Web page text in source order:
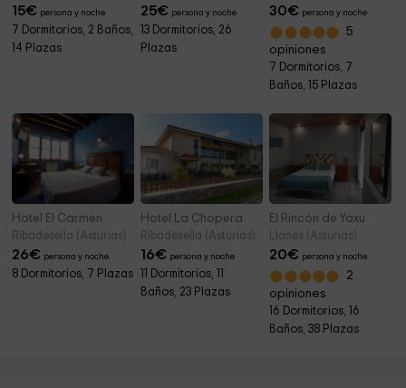
15€ persona y noche
7 Dormitorios, 2 Baños,
14 Plazas
25€ persona y noche
13 Dormitorios, 26
Plazas
30€ persona y noche
5
opiniones
7 Dormitorios, 7
Baños, 15 Plazas
Hotel El Carmen
Ribadesella (Asturias)
26€ persona y noche
8 Dormitorios, 7 Plazas
Hotel La Chopera
Ribadesella (Asturias)
16€ persona y noche
11 Dormitorios, 11
Baños, 23 Plazas
El Rincón de Yaxu
Llanes (Asturias)
20€ persona y noche
2
opiniones
16 Dormitorios, 16
Baños, 38 Plazas